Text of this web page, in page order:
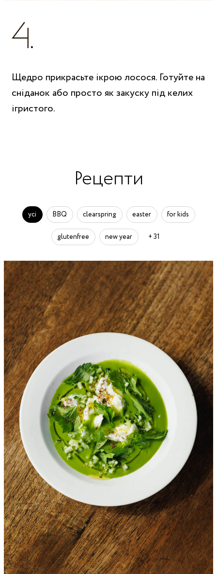
Щедро прикрасьте ікрою лосося. Готуйте на
сніданок або просто як закуску під келих
ігристого.
Рецепти
усі BBQ clearspring easter for kids
glutenfree new year + 31